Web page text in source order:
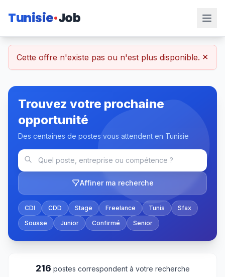
Tunisie Job
Cette offre n'existe pas ou n'est plus disponible. ×
Trouvez votre prochaine
opportunité
Des centaines de postes vous attendent en Tunisie
Affiner ma recherche
CDI CDD Stage Freelance Tunis
Sfax
Sousse
Junior Confirmé Senior
216 postes correspondent à votre recherche